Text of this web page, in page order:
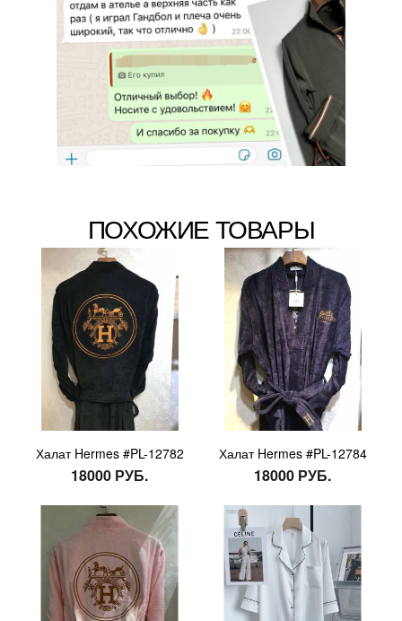
ПОХОЖИЕ ТОВАРЫ
Халат Hermes #PL-12782
18000 РУБ.
Халат Hermes #PL-12784
18000 РУБ.